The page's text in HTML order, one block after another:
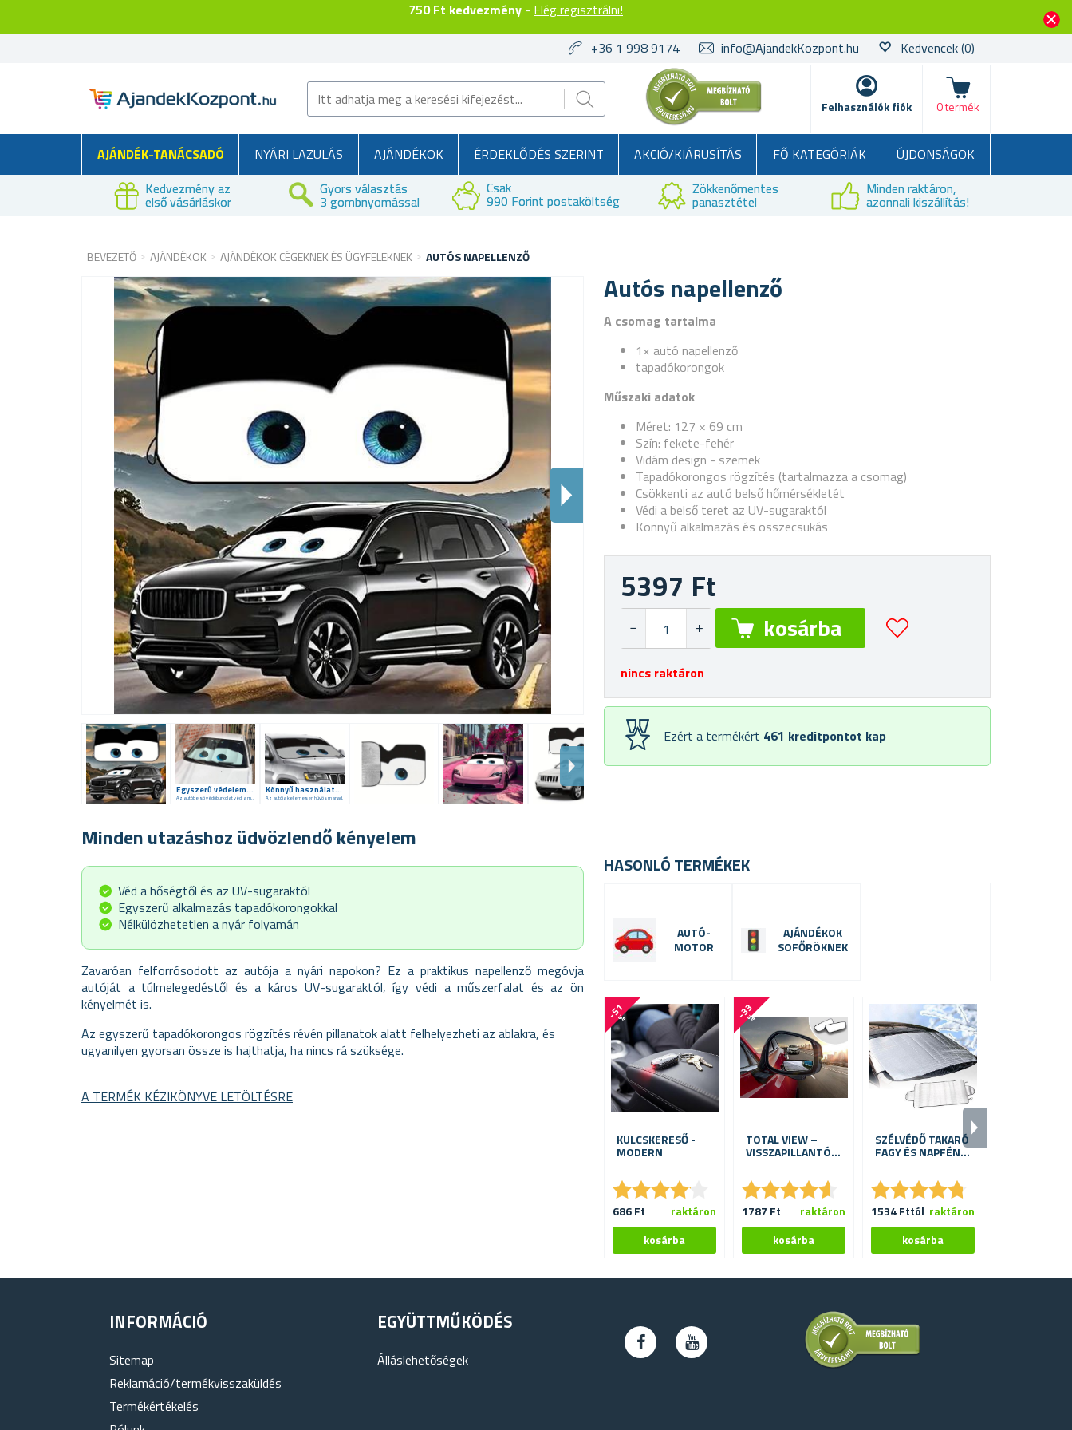
750 Ft kedvezmény - Elég regisztrálni!
+36 1 998 9174
info@AjandekKozpont.hu Kedvencek(0)
Felhasználók fiók
kosár
0 termék
AJÁNDÉK-TANÁCSADÓ NYÁRI LAZULÁS AJÁNDÉKOK ÉRDEKLŐDÉS SZERINT AKCIÓ/KIÁRUSÍTÁS FŐ KATEGÓRIÁK
ÚJDONSÁGOK
Kedvezmény az
első vásárláskor
Gyors választás
3 gombnyomással
Csak
990 Forint postaköltség
Zökkenőmentes
panasztétel
Minden raktáron,
azonnali kiszállítás!
BEVEZETŐ AJÁNDÉKOK AJÁNDÉKOK CÉGEKNEK ÉS ÜGYFELEKNEK AUTÓS NAPELLENZŐ
Autós napellenző
Egyszerű védelem a jármű belsejében a hőség ellen
Az autóbelső védőburkolat védi a műszerfalat és a kormányt.
Könnyű használat, nagy hatás
Az autója kellemesen hűvös marad.
A csomag tartalma
1× autó napellenző
tapadókorongok
Műszaki adatok
Méret: 127 × 69 cm
Szín: fekete-fehér
Vidám design - szemek
Tapadókorongos rögzítés (tartalmazza a csomag)
Csökkenti az autó belső hőmérsékletét
Védi a belső teret az UV-sugaraktól
Könnyű alkalmazás és összecsukás
5397 Ft
nincs raktáron
Ezért a termékért 461 kreditpontot kap
Minden utazáshoz üdvözlendő kényelem
Véd a hőségtől és az UV-sugaraktól
Egyszerű alkalmazás tapadókorongokkal
Nélkülözhetetlen a nyár folyamán
Zavaróan felforrósodott az autója a nyári napokon? Ez a praktikus napellenző megóvja
autóját a túlmelegedéstől és a káros UV-sugaraktól, így védi a műszerfalat és az ön
kényelmét is.
Az egyszerű tapadókorongos rögzítés révén pillanatok alatt felhelyezheti az ablakra, és
ugyanilyen gyorsan össze is hajthatja, ha nincs rá szüksége.
A TERMÉK KÉZIKÖNYVE LETÖLTÉSRE
HASONLÓ TERMÉKEK
AUTÓ-
MOTOR
AJÁNDÉKOK
SOFŐRÖKNEK
-
5
1
%
KULCSKERESŐ -
MODERN
★★★★★
★★★★★
686 Ft raktáron
-
3
3
%
TOTAL VIEW –
VISSZAPILLANTÓ
★★★★★
★★★★★
1787 Ft raktáron
SZÉLVÉDŐ TAKARÓ
FAGY ÉS NAPFÉNY
★★★★★
★★★★★
1534 Fttól raktáron
INFORMÁCIÓ
Sitemap
Reklamáció/termékvisszaküldés
Termékértékelés
EGYÜTTMŰKÖDÉS
Álláslehetőségek